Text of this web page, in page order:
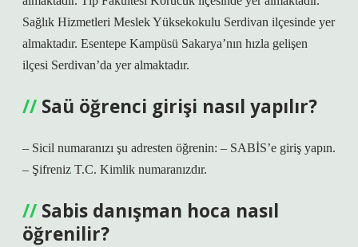
Sağlık Hizmetleri Meslek Yüksekokulu Serdivan ilçesinde yer
almaktadır. Esentepe Kampüsü Sakarya’nın hızla gelişen
ilçesi Serdivan’da yer almaktadır.
Saü öğrenci girişi nasıl yapılır?
– Sicil numaranızı şu adresten öğrenin: – SABİS’e giriş yapın.
– Şifreniz T.C. Kimlik numaranızdır.
Sabis danışman hoca nasıl
öğrenilir?